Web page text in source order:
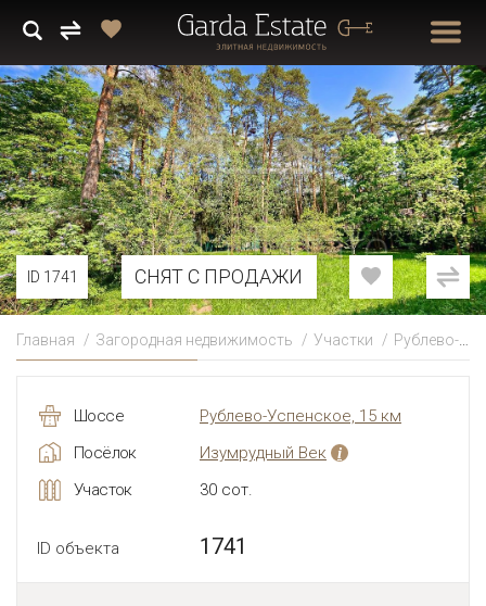
ID 1741 СНЯТ С ПРОДАЖИ
Главная Загородная недвижимость Участки Рублево-Успенское
Шоссе
Рублево-Успенское, 15 км
Посёлок
Изумрудный Век i
Участок 30 сот.
ID объекта 1741